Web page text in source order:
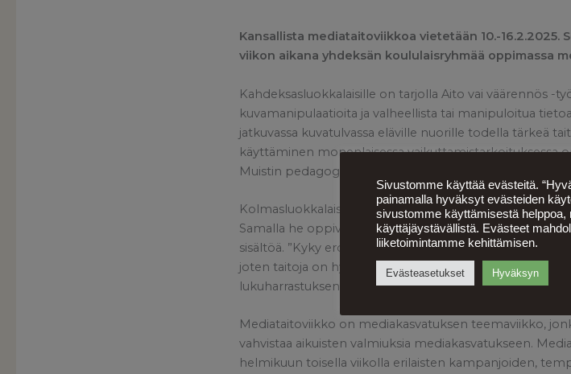
Kansallista mediataitoviikkoa vietetään 10.-16.2.2025.
viikon aikana yhdeksän koululaisryhmää oppimassa
Kahdeksasluokkalaisille on tarjolla Aito vai väärennös -
kuvamanipulaatioita ja valheellista tai manipuloitua
jatkuvassa kuvatulvassa eläville nuorille todella tärkeä
käyttäminen monenlaisessa vaikuttamistarkoituksessa
Muistin pedagogi
Kolmasluokkalaiset pääsevät omissa työpajoissaan
Samalla he oppivat, millainen on tietokirjan rakenne ja
sisältöä. ”Kyky erottaa tutkittu tieto valeuutisista on
joten taitoja on hyvä alkaa opetella jo nuorena.
lukuharrastuksen pariin”, kertoo Siitonen.
Mediataitoviikko on mediakasvatuksen teemaviikko,
vahvistaa aikuisten valmiuksia mediakasvatukseen.
helmikuun toisella viikolla erilaisten kampanjoiden,
Sivustomme käyttää evästeitä.
painamalla hyväksyt evästeiden
sivustomme käyttämisestä helppoa,
käyttäjäystävällistä. Evästeet
liiketoimintamme kehittämisen.
Evästeasetukset Hyväksyn